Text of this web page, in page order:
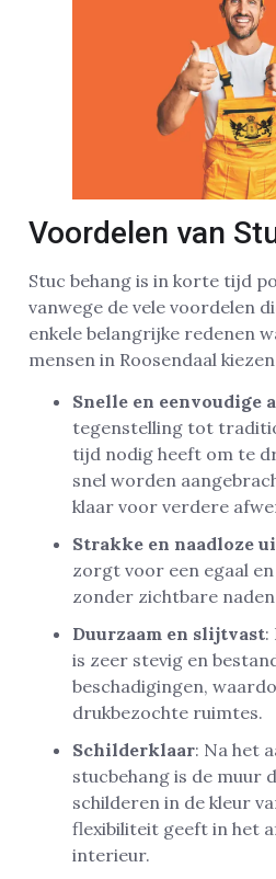
Voordelen van
Stuc behang is in korte tijd
vanwege de vele voordelen
enkele belangrijke redenen
mensen in Roosendaal
Snelle en eenvoudige
tegenstelling tot
tijd nodig heeft om te
snel worden
klaar voor verdere
Strakke en naadloze
zorgt voor een egaal
zonder zichtbare
Duurzaam en slijtvast:
is zeer stevig en
beschadigingen,
drukbezochte ruimtes.
Schilderklaar: Na het
stucbehang is de muur
schilderen in de kleur
flexibiliteit geeft in het
interieur.